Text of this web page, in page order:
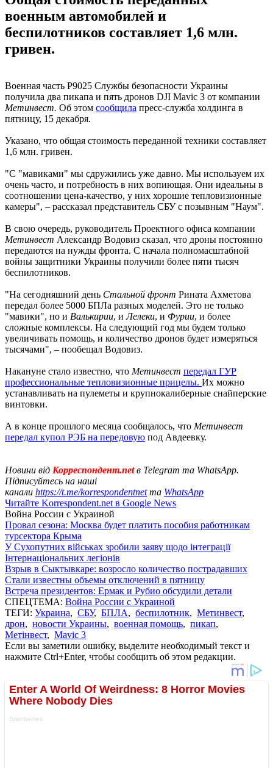
военным автомобилей и
беспилотников составляет 1,6 млн.
гривен.
Военная часть Р9025 Службы безопасности Украины
получила два пикапа и пять дронов DJI Mavic 3 от компании
Метинвест. Об этом сообщила пресс-служба холдинга в
пятницу, 15 декабря.
Указано, что общая стоимость переданной техники составляет
1,6 млн. гривен.
"С "мавиками" мы сдружились уже давно. Мы используем их
очень часто, и потребность в них вопиющая. Они идеальны в
соотношении цена-качество, у них хорошие тепловизионные
камеры", – рассказал представитель СБУ с позывным "Наум".
В свою очередь, руководитель Проектного офиса компании
Метинвест Александр Водовиз сказал, что дроны постоянно
передаются на нужды фронта. С начала полномасштабной
войны защитники Украины получили более пяти тысяч
беспилотников.
"На сегодняшний день Стальной фронт Рината Ахметова
передал более 5000 БПЛа разных моделей. Это не только
"мавики", но и Валькирии, иЛелеки, и Фурии, и более
сложные комплексы. На следующий год мы будем только
увеличивать помощь, и количество дронов будет измеряться
тысячами", – пообещал Водовиз.
Накануне стало известно, что Метинвест передал ГУР
профессиональные тепловизионные прицелы. Их можно
устанавливать на пулеметы и крупнокалиберные снайперские
винтовки.
А в конце прошлого месяца сообщалось, что Метинвест
передал купол РЭБ на передовую под Авдеевку.
Новини від Корреспондент.netв Telegram та WhatsApp.
Підписуйтесь на наші
канали https://t.me/korrespondentnetта WhatsApp
Читайте Korrespondent.net в Google News
Война России с Украиной
Провал сезона: Москва будет платить пособия работникам
турсектора Крыма
У Сухопутних військах зробили заяву щодо інтеграції
Інтернаціональних легіонів
Взрыв в Сыктывкаре: возросло количество пострадавших
Стали известны объемы отключений в пятницу
Встреча президентов: Ермак и Рубио обсудили детали
СПЕЦТЕМА: Война России с Украиной
ТЕГИ: Украина, СБУ, БПЛА, беспилотник, Метинвест,
дрон, новости Украины, военная помощь, пикап,
Метінвест, Mavic 3
Если вы заметили ошибку, выделите необходимый текст и
нажмите Ctrl+Enter, чтобы сообщить об этом редакции.